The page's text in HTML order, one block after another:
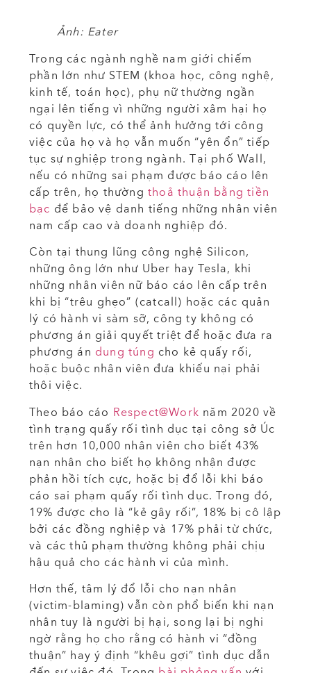
Ảnh: Eater
Trong các ngành nghề nam giới chiếm
phần lớn như STEM (khoa học, công nghệ,
kinh tế, toán học), phụ nữ thường ngần
ngại lên tiếng vì những người xâm hại họ
có quyền lực, có thể ảnh hưởng tới công
việc của họ và họ vẫn muốn “yên ổn” tiếp
tục sự nghiệp trong ngành. Tại phố Wall,
nếu có những sai phạm được báo cáo lên
cấp trên, họ thường thoả thuận bằng tiền
bạc để bảo vệ danh tiếng những nhân viên
nam cấp cao và doanh nghiệp đó.
Còn tại thung lũng công nghệ Silicon,
những ông lớn như Uber hay Tesla, khi
những nhân viên nữ báo cáo lên cấp trên
khi bị “trêu ghẹo” (catcall) hoặc các quản
lý có hành vi sàm sỡ, công ty không có
phương án giải quyết triệt để hoặc đưa ra
phương án dung túng cho kẻ quấy rối,
hoặc buộc nhân viên đưa khiếu nại phải
thôi việc.
Theo báo cáo Respect@Work năm 2020 về
tình trạng quấy rối tình dục tại công sở Úc
trên hơn 10,000 nhân viên cho biết 43%
nạn nhân cho biết họ không nhận được
phản hồi tích cực, hoặc bị đổ lỗi khi báo
cáo sai phạm quấy rối tình dục. Trong đó,
19% được cho là “kẻ gây rối”, 18% bị cô lập
bởi các đồng nghiệp và 17% phải từ chức,
và các thủ phạm thường không phải chịu
hậu quả cho các hành vi của mình.
Hơn thế, tâm lý đổ lỗi cho nạn nhân
(victim-blaming) vẫn còn phổ biến khi nạn
nhân tuy là người bị hại, song lại bị nghi
ngờ rằng họ cho rằng có hành vi “đồng
thuận” hay ý định “khêu gợi” tình dục dẫn